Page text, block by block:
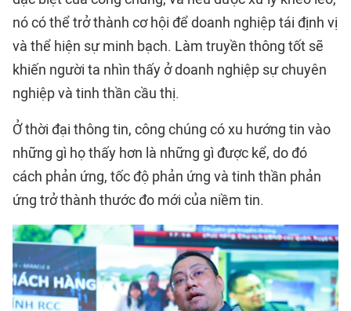
nó có thể trở thành cơ hội để doanh nghiệp tái định vị
và thể hiện sự minh bạch. Làm truyền thông tốt sẽ
khiến người ta nhìn thấy ở doanh nghiệp sự chuyên
nghiệp và tinh thần cầu thị.
Ở thời đại thông tin, công chúng có xu hướng tin vào
những gì họ thấy hơn là những gì được kể, do đó
cách phản ứng, tốc độ phản ứng và tinh thần phản
ứng trở thành thước đo mới của niềm tin.